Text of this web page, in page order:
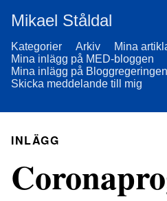
Mikael Ståldal
Kategorier Arkiv
Mina
Mina inlägg på MED-bloggen
Mina inlägg på Bloggregeringen
Skicka meddelande till mig
INLÄGG